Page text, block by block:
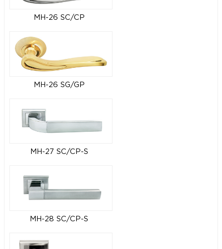
MH-26 SC/CP
MH-26 SG/GP
MH-27 SC/CP-S
MH-28 SC/CP-S